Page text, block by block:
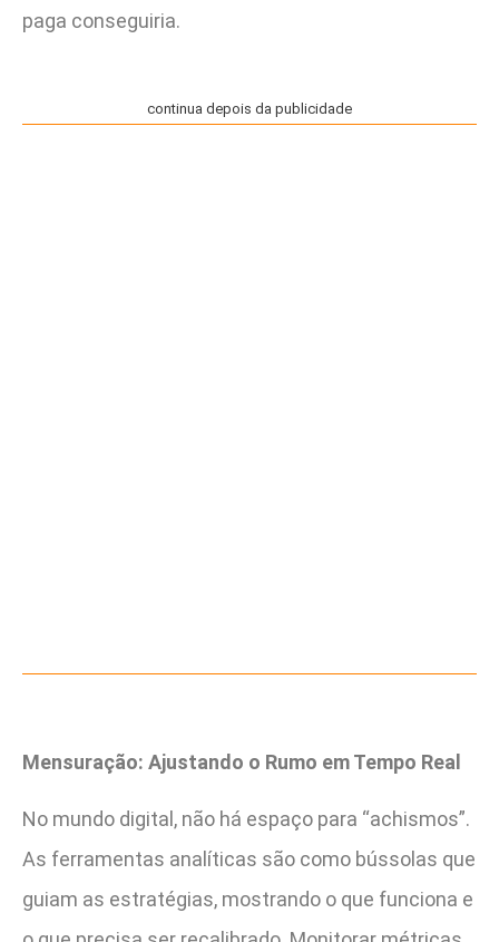
paga conseguiria.
continua depois da publicidade
Mensuração: Ajustando o Rumo em Tempo Real
No mundo digital, não há espaço para “achismos”.
As ferramentas analíticas são como bússolas que
guiam as estratégias, mostrando o que funciona e